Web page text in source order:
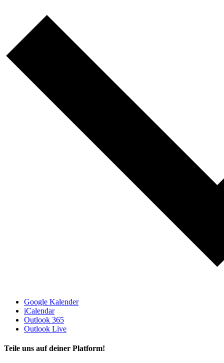
Google Kalender
iCalendar
Outlook 365
Outlook Live
Teile uns auf deiner Platform!